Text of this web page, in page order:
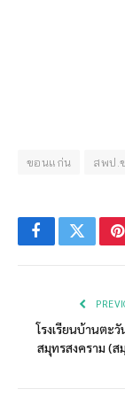
ขอนแก่น สพป.
FacebookTwitter
โรงเรียนบ้านตะวั
สมุทรสงคราม (ส